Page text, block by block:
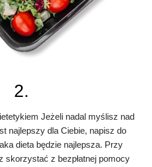
2.
Jeżeli nadal myślisz nad
najlepszy dla Ciebie, napisz do
dieta będzie najlepsza. Przy
skorzystać z bezpłatnej pomocy